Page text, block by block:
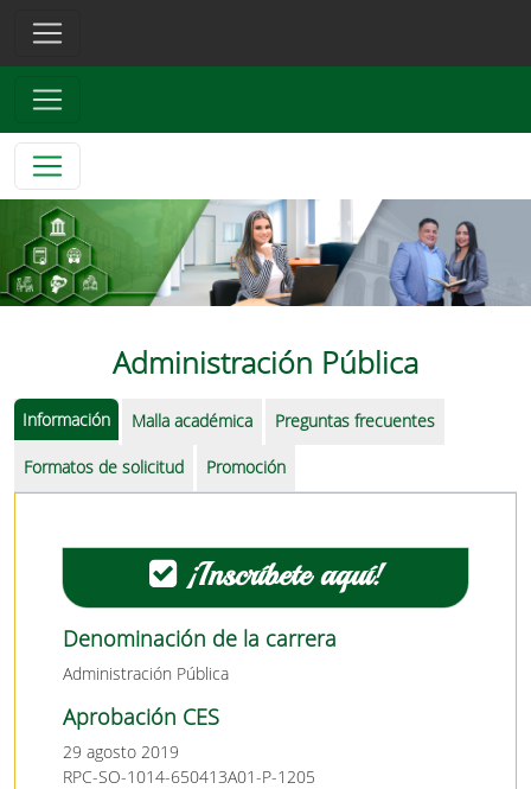
Administración Pública
Información Malla académica Preguntas frecuentes
Formatos de solicitud Promoción
¡Inscríbete aquí!
Denominación de la carrera
Administración Pública
Aprobación CES
29 agosto 2019
RPC-SO-1014-650413A01-P-1205